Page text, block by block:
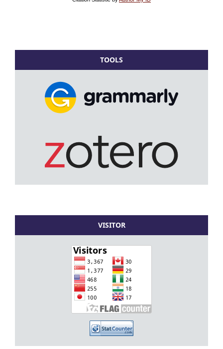
TOOLS
VISITOR